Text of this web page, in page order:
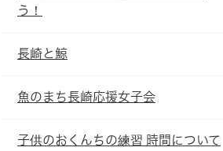
う！
長崎と鯨
魚のまち長崎応援女子会
子供のおくんちの練習 時間について